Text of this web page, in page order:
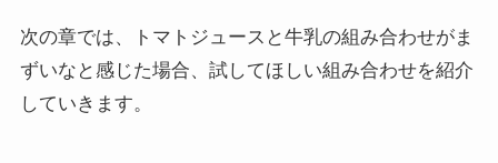
次の章では、トマトジュースと牛乳の組み合わせがま
ずいなと感じた場合、試してほしい組み合わせを紹介
していきます。